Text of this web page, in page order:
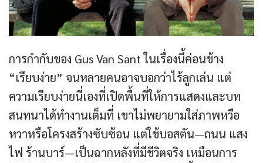
การกำกับของ Gus Van Sant ในเรื่องนี้ค่อนข้าง
“เรียบง่าย” จนหลายคนอาจบอกว่าไร้ลูกเล่น แต่
ความเรียบง่ายนี่เองที่เปิดพื้นที่ให้การแสดงและบท
สนทนาได้ทำงานเต็มที่ เขาไม่พยายามใส่ภาพหวือ
หวาหรือโครงสร้างซับซ้อน แต่ใช้บอสตัน—ถนน แสง
ไฟ ร้านบาร์—เป็นฉากหลังที่มีชีวิตจริง เหมือนการ